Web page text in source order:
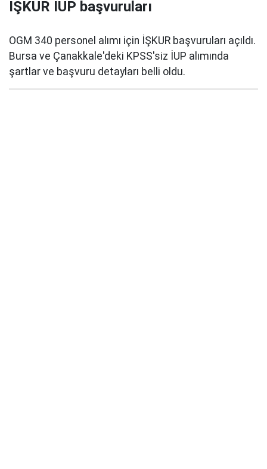
İŞKUR İUP başvuruları
OGM 340 personel alımı için İŞKUR başvuruları açıldı.
Bursa ve Çanakkale'deki KPSS'siz İUP alımında
şartlar ve başvuru detayları belli oldu.